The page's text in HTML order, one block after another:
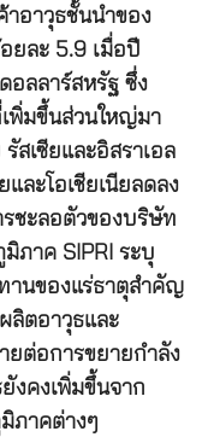
อาวุธชั้นนำของ
ยละ 5.9 เมื่อปี
ลลาร์สหรัฐ ซึ่ง
พิ่มขึ้นส่วนใหญ่มา
สเซียและอิสราเอล
ละโอเชียเนียลดลง
ชะลอตัวของบริษัท
ภาค SIPRI ระบุ
านของแร่ธาตุสำคัญ
ลิตอาวุธและ
ยต่อการขยายกำลัง
งคงเพิ่มขึ้นจาก
ภาคต่างๆ